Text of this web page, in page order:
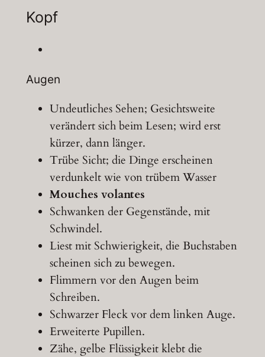
Kopf
Augen
Undeutliches Sehen; Gesichtsweite
verändert sich beim Lesen; wird erst
kürzer, dann länger.
Trübe Sicht; die Dinge erscheinen
verdunkelt wie von trübem Wasser
Mouches volantes
Schwanken der Gegenstände, mit
Schwindel.
Liest mit Schwierigkeit, die Buchstaben
scheinen sich zu bewegen.
Flimmern vor den Augen beim
Schreiben.
Schwarzer Fleck vor dem linken Auge.
Erweiterte Pupillen.
Zähe, gelbe Flüssigkeit klebt die